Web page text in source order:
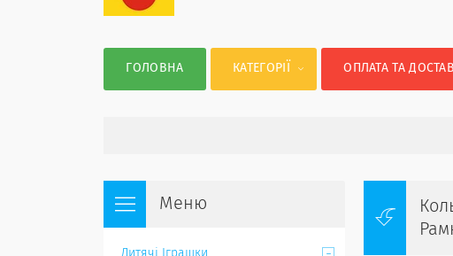
ГОЛОВНА КАТЕГОРІЇ ОПЛАТА ТА
Дитячі Іграшки